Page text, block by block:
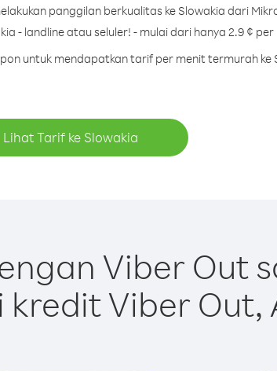
panggilan berkualitas ke Slowakia dari
- landline atau seluler! - mulai dari hanya 2.9 ¢ per
untuk mendapatkan tarif per menit termurah ke
Lihat Tarif ke Slowakia
Viber Out
Viber